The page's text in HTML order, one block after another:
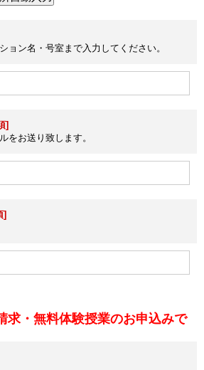
ョン名・号室まで入力してください。
]
をお送り致します。
]
求・無料体験授業のお申込みで